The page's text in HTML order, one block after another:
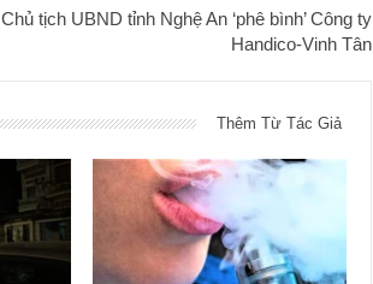
Chủ tịch UBND tỉnh Nghệ An ‘phê bình’ Công ty
Handico-Vinh Tân
Thêm Từ Tác Giả